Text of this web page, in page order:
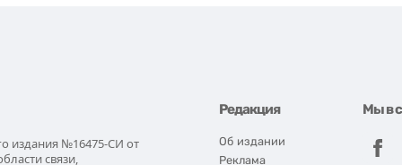
издания №16475-СИ от
связи,
Редакция
Об издании
Реклама
Мы в